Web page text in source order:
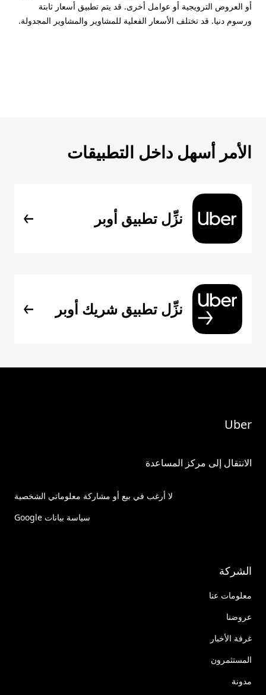
أو العروض الترويجية أو عوامل أخرى. قد يتم تطبيق أسعار ثابتة
ورسوم دنيا. قد تختلف الأسعار الفعلية للمشاوير والمشاوير المجدولة.
الأمر أسهل داخل التطبيقات
نزِّل تطبيق أوبر
نزِّل تطبيق شريك أوبر
Uber
الانتقال إلى مركز المساعدة
لا أرغب في بيع أو مشاركة معلوماتي الشخصية
سياسة بيانات Google
الشركة
معلومات عنا
عروضنا
غرفة الأخبار
المستثمرون
مدونة